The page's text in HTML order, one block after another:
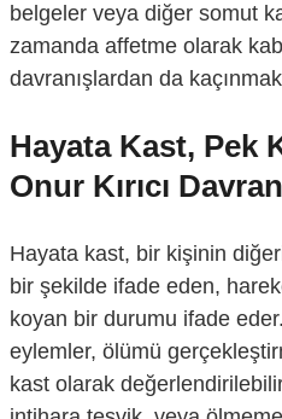
belgeler veya diğer somut
zamanda affetme olarak
davranışlardan da
Hayata Kast, Pek
Onur Kırıcı
Hayata kast, bir kişinin
bir şekilde ifade eden,
koyan bir durumu ifade
eylemler, ölümü
kast olarak